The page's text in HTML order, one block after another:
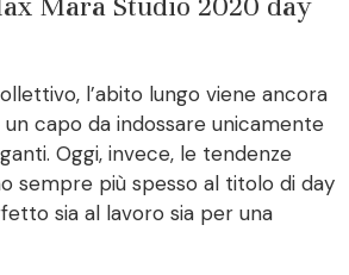
l’abito lungo viene ancora
capo da indossare unicamente
Oggi, invece, le tendenze
sempre più spesso al titolo di day
sia al lavoro sia per una